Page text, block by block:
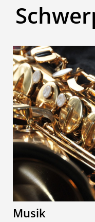
Musik